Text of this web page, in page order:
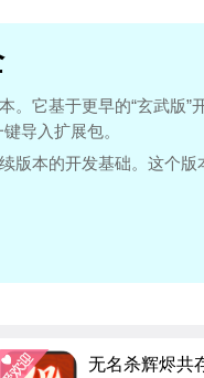
。它基于更早的“玄武版”
导入扩展包。
版本的开发基础。这个